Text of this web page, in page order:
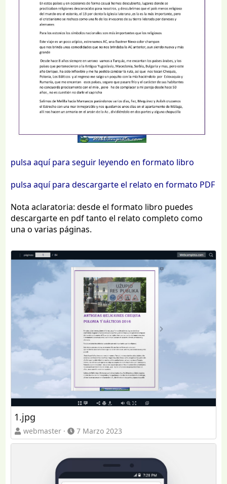
pulsa aquí para seguir leyendo en formato libro
pulsa aquí para descargarte el relato en formato PDF
Nota aclaratoria: desde el formato libro puedes
descargarte en pdf tanto el relato completo como
una o varias páginas.
1.jpg
webmaster 7 Marzo 2023